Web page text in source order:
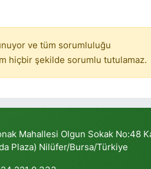
ve tüm sorumluluğu
hiçbir şekilde sorumlu tutulamaz.
Mahallesi Olgun Sokak No:48
Plaza) Nilüfer/Bursa/Türkiye